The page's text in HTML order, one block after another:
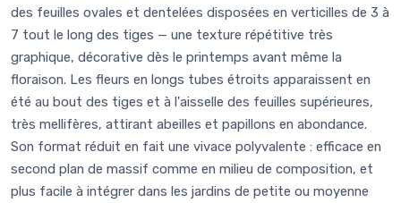
des feuilles ovales et dentelées disposées en verticilles de 3 à
7 tout le long des tiges — une texture répétitive très
graphique, décorative dès le printemps avant même la
floraison. Les fleurs en longs tubes étroits apparaissent en
été au bout des tiges et à l'aisselle des feuilles supérieures,
très mellifères, attirant abeilles et papillons en abondance.
Son format réduit en fait une vivace polyvalente : efficace en
second plan de massif comme en milieu de composition, et
plus facile à intégrer dans les jardins de petite ou moyenne